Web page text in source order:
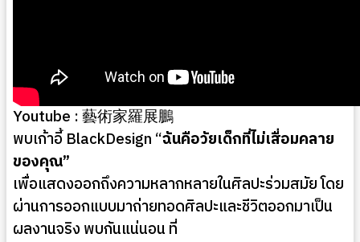
Youtube : 藝術家羅展鵬
พบเก้าอี้ BlackDesign “ฉันคือวัยเด็กที่ไม่เสื่อมคลาย
ของคุณ”
เพื่อแสดงออกถึงความหลากหลายในศิลปะร่วมสมัย โดย
ผ่านการออกแบบมาถ่ายทอดศิลปะและชีวิตออกมาเป็น
ผลงานจริง พบกันแน่นอน ที่